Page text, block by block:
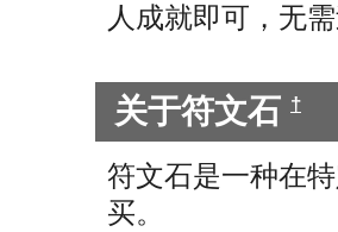
人成就即可，无
关于符文石 †
符文石是一种在
买。